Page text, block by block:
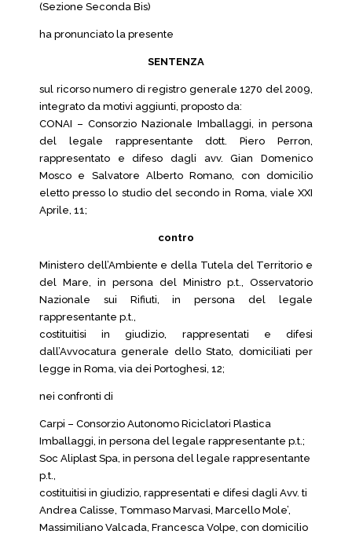
(Sezione Seconda Bis)
ha pronunciato la presente
SENTENZA
sul ricorso numero di registro generale 1270 del 2009,
integrato da motivi aggiunti, proposto da:
CONAI – Consorzio Nazionale Imballaggi, in persona
del legale rappresentante dott. Piero Perron,
rappresentato e difeso dagli avv. Gian Domenico
Mosco e Salvatore Alberto Romano, con domicilio
eletto presso lo studio del secondo in Roma, viale XXI
Aprile, 11;
contro
Ministero dell’Ambiente e della Tutela del Territorio e
del Mare, in persona del Ministro p.t., Osservatorio
Nazionale sui Rifiuti, in persona del legale
rappresentante p.t.,
costituitisi in giudizio, rappresentati e difesi
dall’Avvocatura generale dello Stato, domiciliati per
legge in Roma, via dei Portoghesi, 12;
nei confronti di
Carpi – Consorzio Autonomo Riciclatori Plastica
Imballaggi, in persona del legale rappresentante p.t.;
Soc Aliplast Spa, in persona del legale rappresentante
p.t.,
costituitisi in giudizio, rappresentati e difesi dagli Avv. ti
Andrea Calisse, Tommaso Marvasi, Marcello Mole’,
Massimiliano Valcada, Francesca Volpe, con domicilio